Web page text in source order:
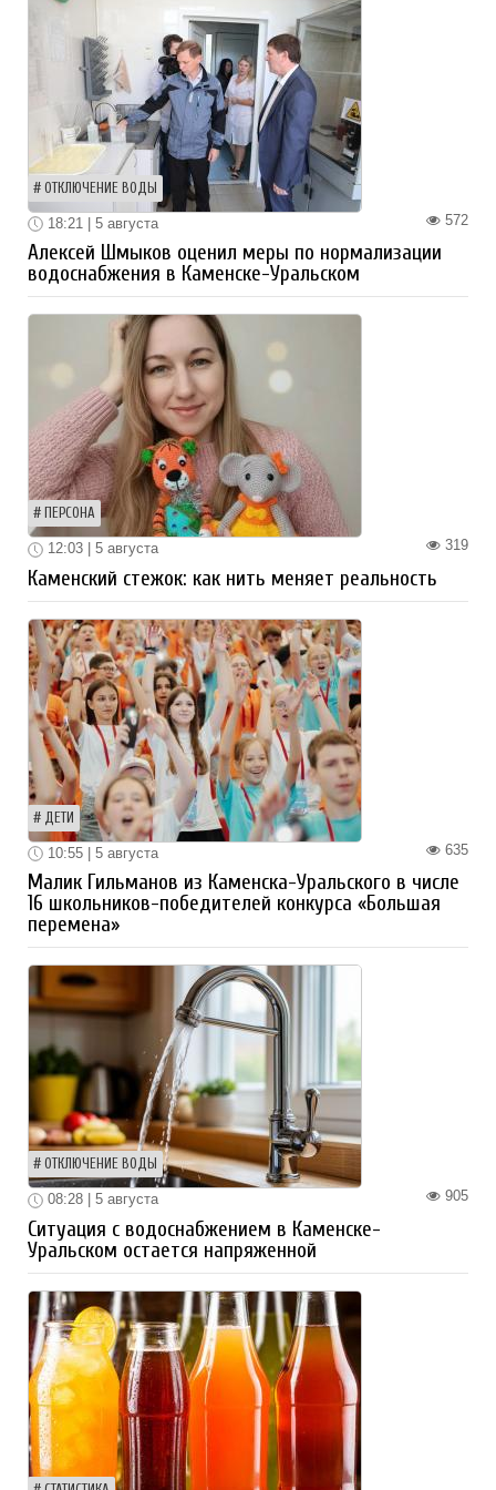
ОТКЛЮЧЕНИЕ ВОДЫ
572
18:21 | 5 августа
Алексей Шмыков оценил меры по нормализации
водоснабжения в Каменске-Уральском
ПЕРСОНА
319
12:03 | 5 августа
Каменский стежок: как нить меняет реальность
ДЕТИ
635
10:55 | 5 августа
Малик Гильманов из Каменска-Уральского в числе
16 школьников-победителей конкурса «Большая
перемена»
ОТКЛЮЧЕНИЕ ВОДЫ
905
08:28 | 5 августа
Ситуация с водоснабжением в Каменске-
Уральском остается напряженной